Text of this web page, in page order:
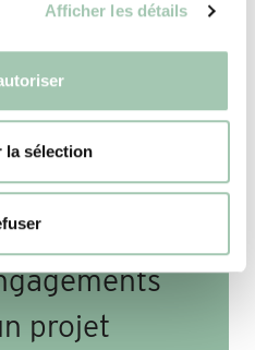
Afficher les détails
la sélection
projet